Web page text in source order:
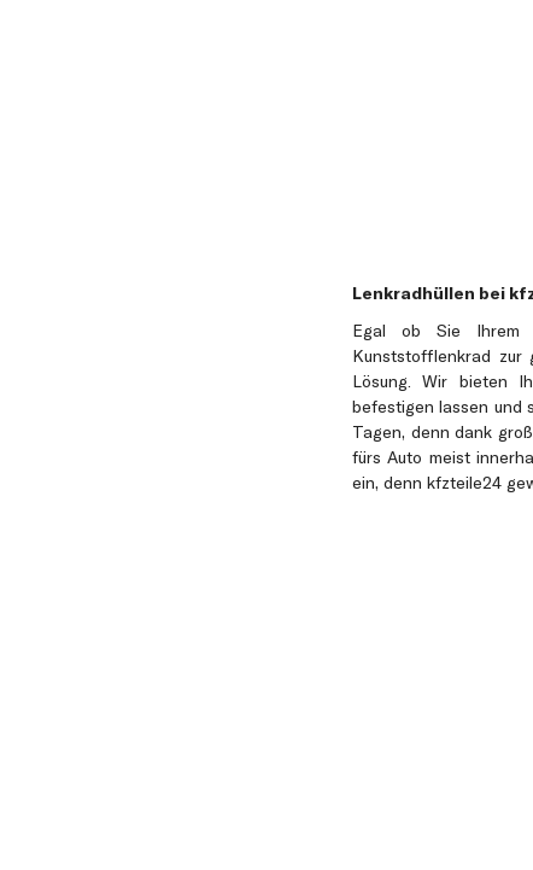
Lenkradhüllen bei
Egal ob Sie Ihrem
Kunststofflenkrad zur
Lösung. Wir bieten
befestigen lassen und
Tagen, denn dank
fürs Auto meist
ein, denn kfzteile24